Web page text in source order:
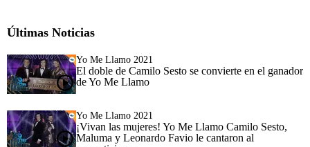
Últimas Noticias
Yo Me Llamo 2021
El doble de Camilo Sesto se convierte en el ganador
de Yo Me Llamo
Yo Me Llamo 2021
¡Vivan las mujeres! Yo Me Llamo Camilo Sesto,
Maluma y Leonardo Favio le cantaron al